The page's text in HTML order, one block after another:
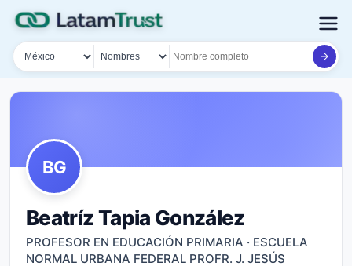
País
Tipo de búsqueda
Nombre o documento
BG
Beatríz Tapia González
PROFESOR EN EDUCACIÓN PRIMARIA · ESCUELA
NORMAL URBANA FEDERAL PROFR. J. JESÚS